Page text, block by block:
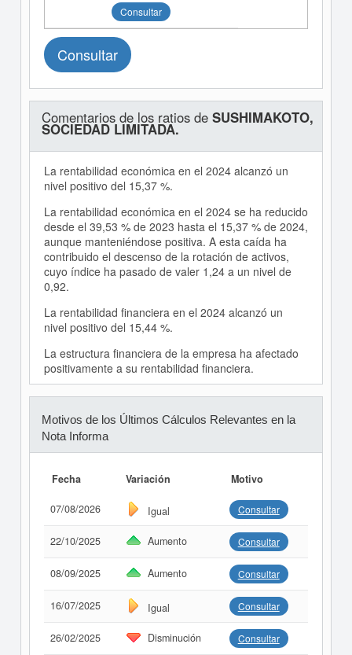
Consultar
Consultar
Comentarios de los ratios de SUSHIMAKOTO,
SOCIEDAD LIMITADA.
La rentabilidad económica en el 2024 alcanzó un
nivel positivo del 15,37 %.
La rentabilidad económica en el 2024 se ha reducido
desde el 39,53 % de 2023 hasta el 15,37 % de 2024,
aunque manteniéndose positiva. A esta caída ha
contribuido el descenso de la rotación de activos,
cuyo índice ha pasado de valer 1,24 a un nivel de
0,92.
La rentabilidad financiera en el 2024 alcanzó un
nivel positivo del 15,44 %.
La estructura financiera de la empresa ha afectado
positivamente a su rentabilidad financiera.
Motivos de los Últimos Cálculos Relevantes en la
Nota Informa
Fecha Variación Motivo
07/08/2026 Igual Consultar
22/10/2025 Aumento Consultar
08/09/2025 Aumento Consultar
16/07/2025 Igual Consultar
26/02/2025 Disminución Consultar